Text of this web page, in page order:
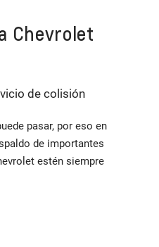
Chevrolet
pasar, por eso en
de importantes
estén siempre